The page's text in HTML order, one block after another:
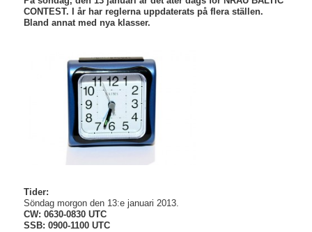
CONTEST. I år har reglerna uppdaterats på flera ställen.
Bland annat med nya klasser.
Tider:
Söndag morgon den 13:e januari 2013.
CW: 0630-0830 UTC
SSB: 0900-1100 UTC